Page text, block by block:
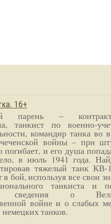
16+
парень –
танкист по военно-
командир танка во
войны – при
погибает, и его душа
в июль 1941 года.
тяжелый танк
в бой, используя все свои
танкиста и
сведения о
войне и о слабых
танков.